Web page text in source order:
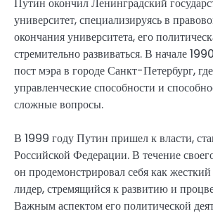
Путин окончил Ленинградский
университет, специализируясь в
окончания университета, его
стремительно развиваться. В начале
пост мэра в городе Санкт-Петербург,
управленческие способности и
сложные вопросы.
В 1999 году Путин пришел к власти,
Российской Федерации. В течение
он продемонстрировал себя как
лидер, стремящийся к развитию и
Важным аспектом его политической